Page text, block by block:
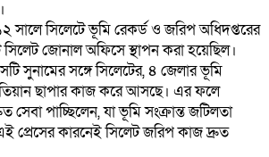
সালে সিলেটে ভূমি রেকর্ড ও জরিপ অধিদপ্তরের
সিলেট জোনাল অফিসে স্থাপন করা হয়েছিল।
সুনামের সঙ্গে সিলেটের, ৪ জেলার ভূমি
ছাপার কাজ করে আসছে। এর ফলে
সেবা পাচ্ছিলেন, যা ভূমি সংক্রান্ত জটিলতা
প্রেসের কারনেই সিলেট জরিপ কাজ দ্রুত